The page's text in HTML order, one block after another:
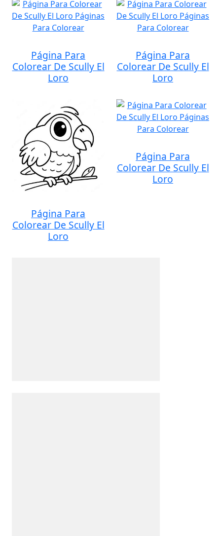
Página Para
Colorear De Scully El
Loro
Página Para
Colorear De Scully El
Loro
Página Para
Colorear De Scully El
Loro
Página Para
Colorear De Scully El
Loro